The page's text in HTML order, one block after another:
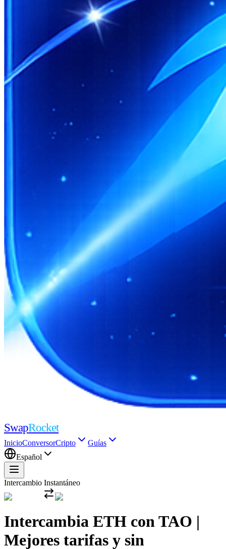
SwapRocket
InicioConversorCripto
Guías
Español
Intercambio Instantáneo
Intercambia ETH con TAO |
Mejores tarifas y sin